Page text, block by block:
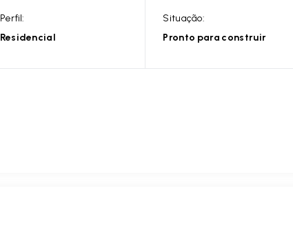
Perfil:
Residencial
Situação:
Pronto para construir